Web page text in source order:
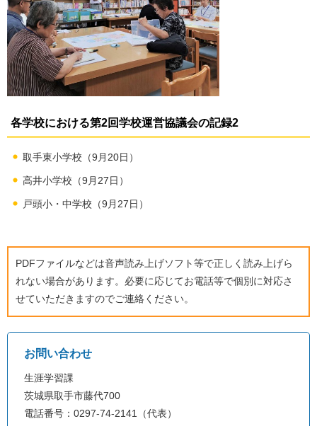
各学校における第2回学校運営協議会の記録2
取手東小学校（9月20日）
高井小学校（9月27日）
戸頭小・中学校（9月27日）
PDFファイルなどは音声読み上げソフト等で正しく読み上げら
れない場合があります。必要に応じてお電話等で個別に対応さ
せていただきますのでご連絡ください。
お問い合わせ
生涯学習課
茨城県取手市藤代700
電話番号：0297-74-2141（代表）